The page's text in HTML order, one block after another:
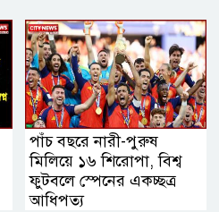
পাঁচ বছরে নারী-পুরুষ
মিলিয়ে ১৬ শিরোপা, বিশ্ব
ফুটবলে স্পেনের একচ্ছত্র
আধিপত্য